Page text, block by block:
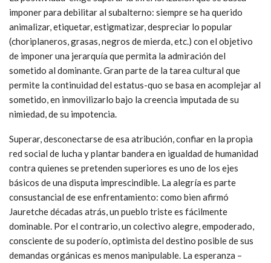
imponer para debilitar al subalterno: siempre se ha querido
animalizar, etiquetar, estigmatizar, despreciar lo popular
(choriplaneros, grasas, negros de mierda, etc.) con el objetivo
de imponer una jerarquía que permita la admiración del
sometido al dominante. Gran parte de la tarea cultural que
permite la continuidad del estatus-quo se basa en acomplejar al
sometido, en inmovilizarlo bajo la creencia imputada de su
nimiedad, de su impotencia.
Superar, desconectarse de esa atribución, confiar en la propia
red social de lucha y plantar bandera en igualdad de humanidad
contra quienes se pretenden superiores es uno de los ejes
básicos de una disputa imprescindible. La alegría es parte
consustancial de ese enfrentamiento: como bien afirmó
Jauretche décadas atrás, un pueblo triste es fácilmente
dominable. Por el contrario, un colectivo alegre, empoderado,
consciente de su poderío, optimista del destino posible de sus
demandas orgánicas es menos manipulable. La esperanza –